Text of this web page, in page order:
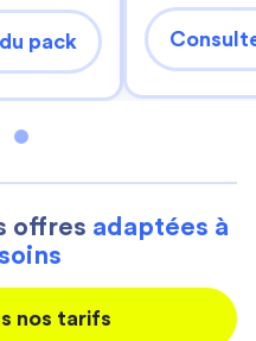
pack
offres adaptées à
nos tarifs